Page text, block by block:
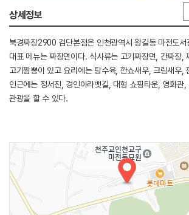
상세정보
북경짜장2900 검단본점은 인천광역시 왕길동 마전도서
대표 메뉴는 짜장면이다. 식사류는 고기짜장면, 간짜장,
고기짬뽕이 있고 요리에는 탕수육, 깐쇼새우, 크림새우,
인근에는 정서진, 경인아라뱃길, 대형 쇼핑타운, 영화관
관광을 할 수 있다.